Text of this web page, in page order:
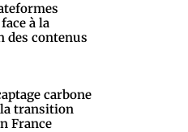
à la
contenus
carbone
transition
France